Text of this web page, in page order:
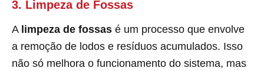
3. Limpeza de Fossas
A limpeza de fossas é um processo que envolve
a remoção de lodos e resíduos acumulados. Isso
não só melhora o funcionamento do sistema, mas